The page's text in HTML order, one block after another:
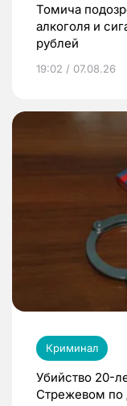
Томича
алкоголя и
рублей
19:02 / 07.08.26
Криминал
Убийство 20-
Стрежевом по